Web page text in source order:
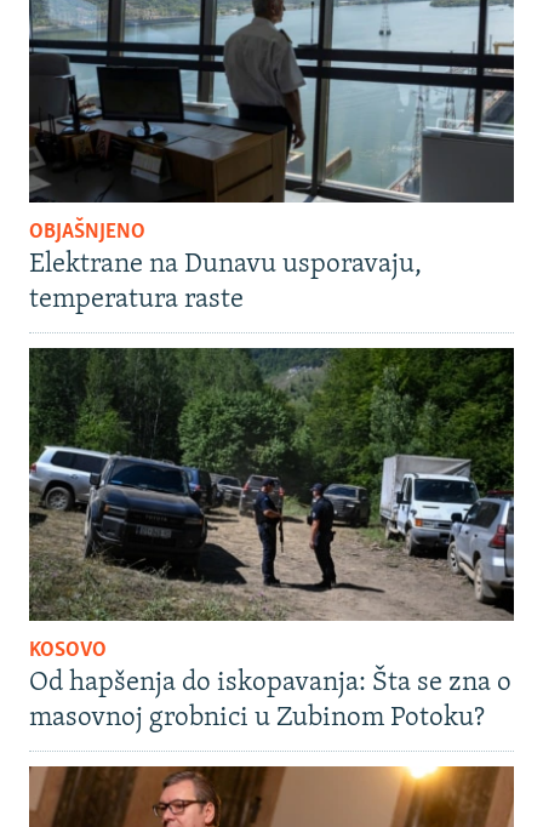
OBJAŠNJENO
Elektrane na Dunavu usporavaju,
temperatura raste
KOSOVO
Od hapšenja do iskopavanja: Šta se zna o
masovnoj grobnici u Zubinom Potoku?